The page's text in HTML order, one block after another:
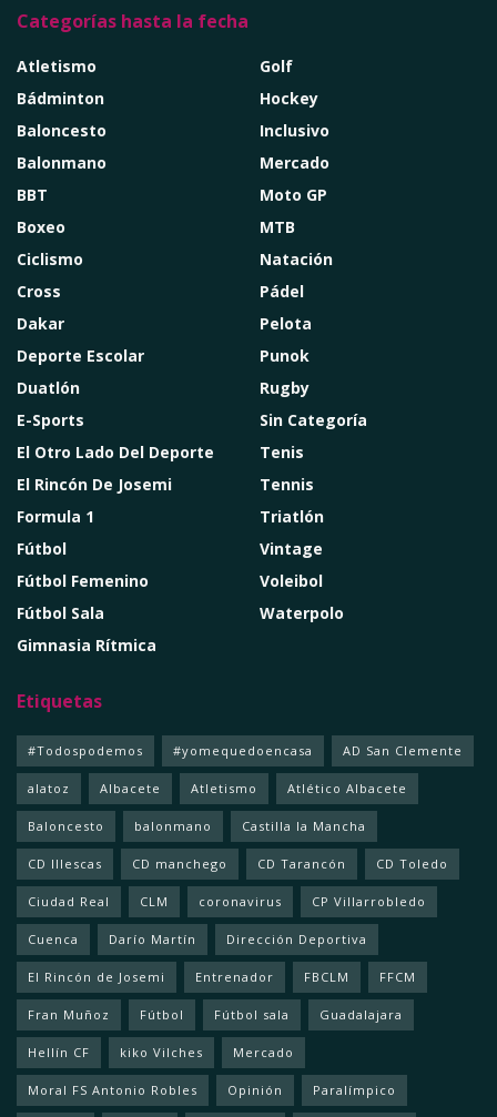
Categorías hasta la fecha
Atletismo
Bádminton
Baloncesto
Balonmano
BBT
Boxeo
Ciclismo
Cross
Dakar
Deporte Escolar
Duatlón
E-Sports
El Otro Lado Del Deporte
El Rincón De Josemi
Formula 1
Fútbol
Fútbol Femenino
Fútbol Sala
Gimnasia Rítmica
Golf
Hockey
Inclusivo
Mercado
Moto GP
MTB
Natación
Pádel
Pelota
Punok
Rugby
Sin Categoría
Tenis
Tennis
Triatlón
Vintage
Voleibol
Waterpolo
Etiquetas
#Todospodemos #yomequedoencasa AD San Clemente
alatoz Albacete Atletismo Atlético Albacete
Baloncesto balonmano Castilla la Mancha
CD Illescas CD manchego CD Tarancón CD Toledo
Ciudad Real CLM coronavirus CP Villarrobledo
Cuenca Darío Martín Dirección Deportiva
El Rincón de Josemi Entrenador FBCLM FFCM
Fran Muñoz Fútbol Fútbol sala Guadalajara
Hellín CF kiko Vilches Mercado
Moral FS Antonio Robles Opinión Paralímpico